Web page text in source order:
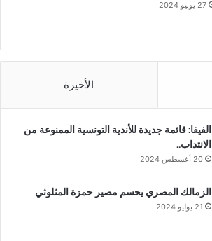
27 يونيو 2024
الأخيرة
الفيفا: قائمة جديدة للأندية التونسية الممنوعة من
الانتداب..
20 أغسطس 2024
الزمالك المصري يحسم مصير حمزة المثلوثي
21 يوليو 2024